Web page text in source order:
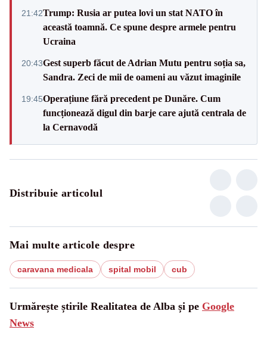
21:42Trump: Rusia ar putea lovi un stat NATO în
această toamnă. Ce spune despre armele pentru
Ucraina
20:43Gest superb făcut de Adrian Mutu pentru soția sa,
Sandra. Zeci de mii de oameni au văzut imaginile
19:45Operațiune fără precedent pe Dunăre. Cum
funcționează digul din barje care ajută centrala de
la Cernavodă
Distribuie articolul
Mai multe articole despre
caravana medicala spital mobil cub
Urmărește știrile Realitatea de Alba și pe Google
News